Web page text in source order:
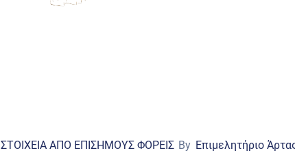
ΣΤΟΙΧΕΙΑ ΑΠΟ ΕΠΙΣΗΜΟΥΣ ΦΟΡΕΙΣ By Επιμελητήριο